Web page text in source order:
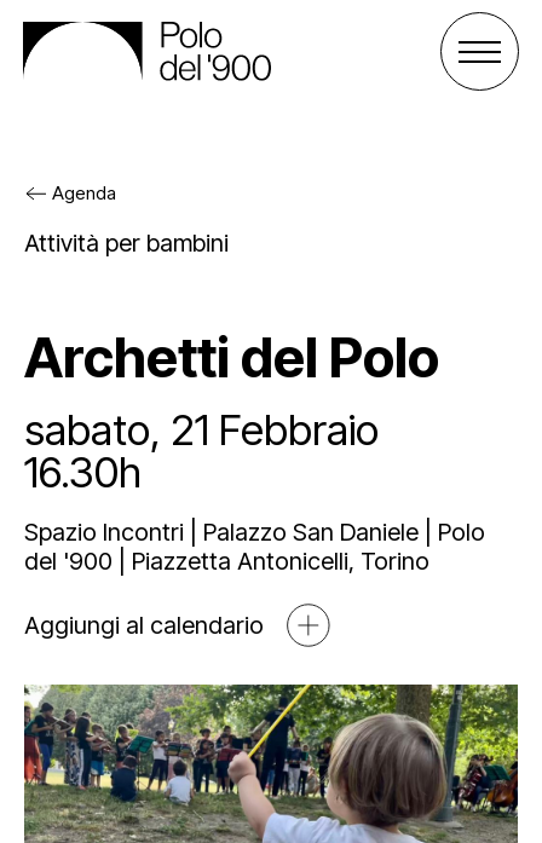
Il Polo del ‘900
Gli enti
Lo staff
Palazzo San Celso
Palazzo San Daniele
Affitta uno spazio
Attività
Progetti
Archivio e biblioteca
Educational
Esposizioni
Sostienici
Sostieni il Polo
Art Bonus
Partnership e sponsorship
Agenda
Mediahub
Multimedia
Open tools
Blog
Orari e contatti
Agenda
Attività per bambini
Archetti del Polo
sabato, 21 Febbraio
16.30h
Spazio Incontri | Palazzo San Daniele | Polo
del '900 | Piazzetta Antonicelli, Torino
Aggiungi al calendario